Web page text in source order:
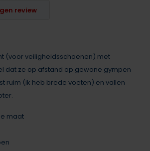
review
(voor veiligheidsschoenen) met
dat ze op afstand op gewone gympen
ruim (ik heb brede voeten) en vallen
maat